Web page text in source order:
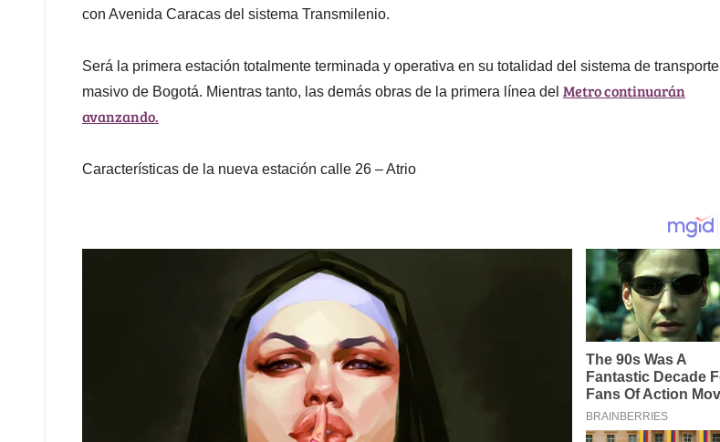
p
k
n
con Avenida Caracas del sistema Transmilenio.
Será la primera estación totalmente terminada y operativa en su totalidad del sistema de transporte
masivo de Bogotá. Mientras tanto, las demás obras de la primera línea del Metro continuarán
avanzando.
Características de la nueva estación calle 26 – Atrio